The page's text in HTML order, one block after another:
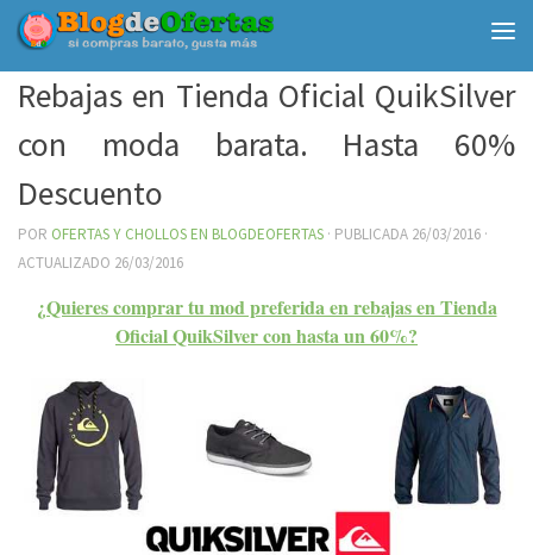
Debajo del contenido
Rebajas en Tienda Oficial QuikSilver
con moda barata. Hasta 60%
Descuento
POR OFERTAS Y CHOLLOS EN BLOGDEOFERTAS · PUBLICADA 26/03/2016 ·
ACTUALIZADO 26/03/2016
¿Quieres comprar tu mod preferida en rebajas en Tienda
Oficial QuikSilver con hasta un 60%?